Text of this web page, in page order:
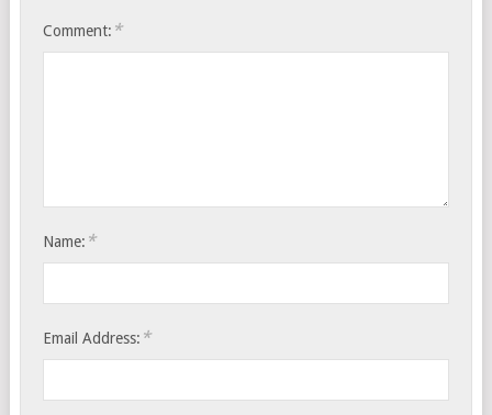
Comment: *
Name: *
Email Address: *